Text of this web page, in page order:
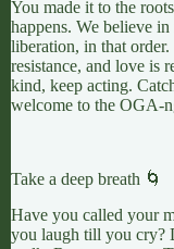
You made it to the
happens. We believe
liberation, in that
resistance, and love is
kind, keep acting.
welcome to the OGA-
Take a deep breath 🌀
Have you called your
you laugh till you cry?